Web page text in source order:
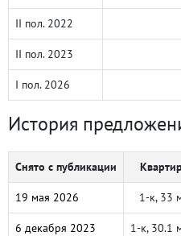
II пол. 2022
II пол. 2023
I пол. 2026
История
Снято с публикации
19 мая 2026 1-к, 33
6 декабря 2023 1-к, 30.1